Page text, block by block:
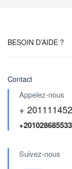
BESOIN D’AIDE ?
Contact
Appelez-nous
+
+201028685533
Suivez-nous